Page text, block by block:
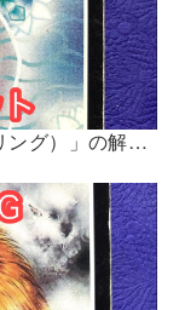
OSHO禅タロット「HEALING（ヒーリング）」の解説 2024年5月の門鑑定（官門）